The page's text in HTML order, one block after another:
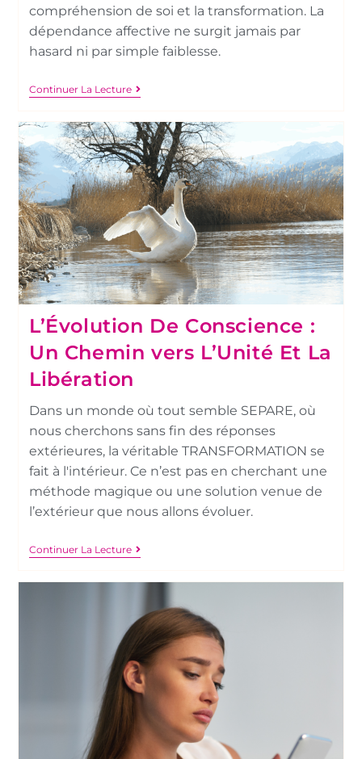
compréhension de soi et la transformation. La
dépendance affective ne surgit jamais par
hasard ni par simple faiblesse.
Continuer La Lecture
L’Évolution De Conscience :
Un Chemin vers L’Unité Et La
Libération
Dans un monde où tout semble SEPARE, où
nous cherchons sans fin des réponses
extérieures, la véritable TRANSFORMATION se
fait à l'intérieur. Ce n’est pas en cherchant une
méthode magique ou une solution venue de
l’extérieur que nous allons évoluer.
Continuer La Lecture